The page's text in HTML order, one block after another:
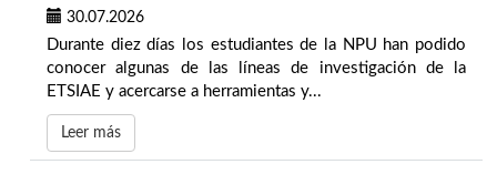
30.07.2026
Durante diez días los estudiantes de la NPU han podido
conocer algunas de las líneas de investigación de la
ETSIAE y acercarse a herramientas y...
Leer más